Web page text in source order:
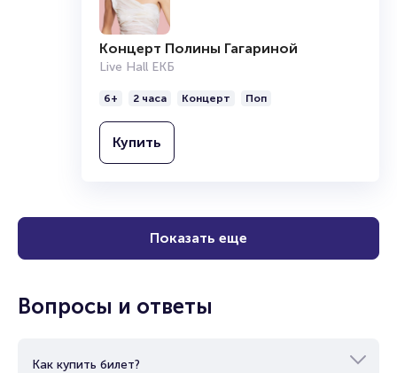
Полезные ссылки
Как вернуть, сдать или продать билет узнайте в разделах:
Продать билет
Организаторам
Концерт Полины Гагариной
Live Hall ЕКБ
6+ 2 часа Концерт Поп
Купить
Показать еще
Вопросы и ответы
Как купить билет?